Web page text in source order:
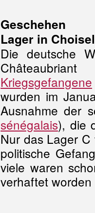
Geschehen
Lager in Choisel
Die deutsche
Kriegsgefangene
wurden im
Ausnahme der
sénégalais), die
Nur das Lager
politische
viele waren
verhaftet